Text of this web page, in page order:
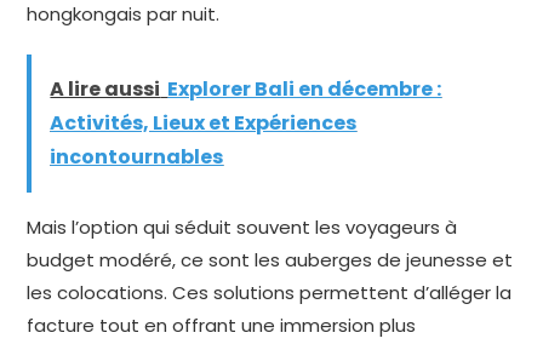
hongkongais par nuit.
A lire aussi Explorer Bali en décembre :
Activités, Lieux et Expériences
incontournables
Mais l’option qui séduit souvent les voyageurs à
budget modéré, ce sont les auberges de jeunesse et
les colocations. Ces solutions permettent d’alléger la
facture tout en offrant une immersion plus